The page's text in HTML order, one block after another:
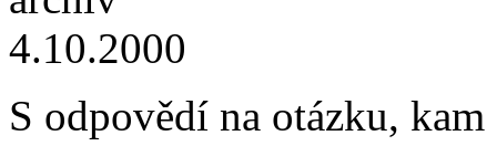
4.10.2000
S odpovědí na otázku,